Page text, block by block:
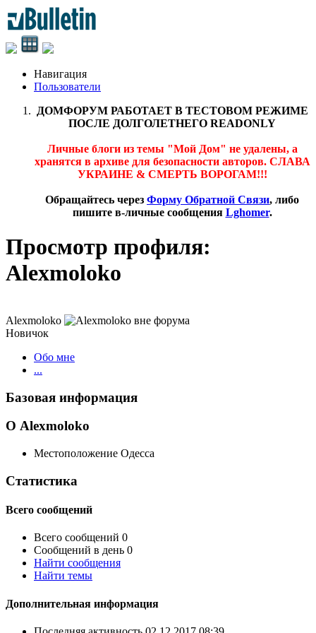
Навигация
Пользователи
ДОМФОРУМ РАБОТАЕТ В ТЕСТОВОМ РЕЖИМЕ
ПОСЛЕ ДОЛГОЛЕТНЕГО READONLY
Личные блоги из темы "Мой Дом" не удалены, а
хранятся в архиве для безопасности авторов. СЛАВА
УКРАИНЕ & СМЕРТЬ ВОРОГАМ!!!
Обращайтесь через Форму Обратной Связи, либо
пишите в-личные сообщения Lghomer.
Просмотр профиля:
Alexmoloko
Alexmoloko
Новичок
Обо мне
...
Базовая информация
О Alexmoloko
Местоположение Одесса
Статистика
Всего сообщений
Всего сообщений 0
Сообщений в день 0
Найти сообщения
Найти темы
Дополнительная информация